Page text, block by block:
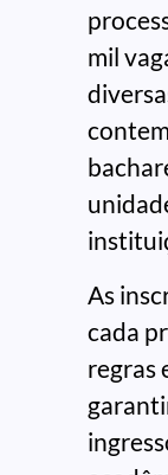
mil
As
cada
regras